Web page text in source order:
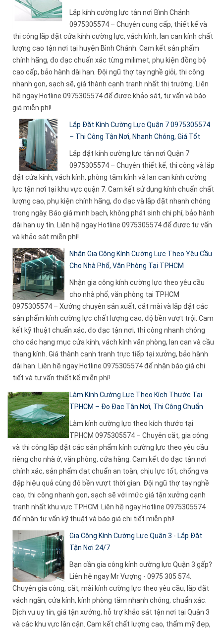
Lắp kính cường lực tận nơi Bình Chánh
0975305574 – Chuyên cung cấp, thiết kế và
thi công lắp đặt cửa kính cường lực, vách kính, lan can kính chất
lượng cao tận nơi tại huyện Bình Chánh. Cam kết sản phẩm
chính hãng, đo đạc chuẩn xác từng milimet, phụ kiện đồng bộ
cao cấp, bảo hành dài hạn. Đội ngũ thợ tay nghề giỏi, thi công
nhanh gọn, sạch sẽ, giá thành cạnh tranh nhất thị trường. Liên
hệ ngay Hotline 0975305574 để được khảo sát, tư vấn và báo
giá miễn phí!
Lắp Đặt Kính Cường Lực Quận 7 0975305574
– Thi Công Tận Nơi, Nhanh Chóng, Giá Tốt
Lắp đặt kính cường lực tận nơi Quận 7
0975305574 – Chuyên thiết kế, thi công và lắp
đặt cửa kính, vách kính, phòng tắm kính và lan can kính cường
lực tận nơi tại khu vực quận 7. Cam kết sử dụng kính chuẩn chất
lượng cao, phụ kiện chính hãng, đo đạc và lắp đặt nhanh chóng
trong ngày. Báo giá minh bạch, không phát sinh chi phí, bảo hành
dài hạn uy tín. Liên hệ ngay Hotline 0975305574 để được tư vấn
và khảo sát miễn phí!
Nhận Gia Công Kính Cường Lực Theo Yêu Cầu
Cho Nhà Phố, Văn Phòng Tại TPHCM
Nhận gia công kính cường lực theo yêu cầu
cho nhà phố, văn phòng tại TPHCM
0975305574 – Xưởng chuyên sản xuất, cắt mài và lắp đặt các
sản phẩm kính cường lực chất lượng cao, độ bền vượt trội. Cam
kết kỹ thuật chuẩn xác, đo đạc tận nơi, thi công nhanh chóng
cho các hạng mục cửa kính, vách kính văn phòng, lan can và cầu
thang kính. Giá thành cạnh tranh trực tiếp tại xưởng, bảo hành
dài hạn. Liên hệ ngay Hotline 0975305574 để nhận báo giá chi
tiết và tư vấn thiết kế miễn phí!
Làm Kính Cường Lực Theo Kích Thước Tại
TPHCM – Đo Đạc Tận Nơi, Thi Công Chuẩn
Làm kính cường lực theo kích thước tại
TPHCM 0975305574 – Chuyên cắt, gia công
và thi công lắp đặt các sản phẩm kính cường lực theo yêu cầu
riêng cho nhà ở, văn phòng, cửa hàng. Cam kết đo đạc tận nơi
chính xác, sản phẩm đạt chuẩn an toàn, chịu lực tốt, chống va
đập hiệu quả cùng độ bền vượt thời gian. Đội ngũ thợ tay nghề
cao, thi công nhanh gọn, sạch sẽ với mức giá tận xưởng cạnh
tranh nhất khu vực TPHCM. Liên hệ ngay Hotline 0975305574
để nhận tư vấn kỹ thuật và báo giá chi tiết miễn phí!
Gia Công Kính Cường Lực Quận 3 - Lắp Đặt
Tận Nơi 24/7
Bạn cần gia công kính cường lực Quận 3 gấp?
Liên hệ ngay Mr Vượng - 0975 305 574.
Chuyên gia công, cắt, mài kính cường lực theo yêu cầu, lắp đặt
vách ngăn, cửa kính, kính phòng tắm nhanh chóng, chuẩn xác.
Dịch vụ uy tín, giá tận xưởng, hỗ trợ khảo sát tận nơi tại Quận 3
và các khu vực lân cận. Cam kết chất lượng cao, thẩm mỹ đẹp,